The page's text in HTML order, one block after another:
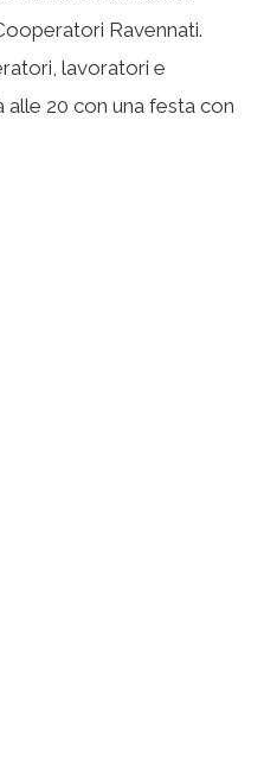
Ravennati.
lavoratori e
20 con una festa con